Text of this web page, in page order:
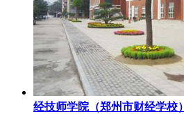
经技师学院（郑州市财经学校）